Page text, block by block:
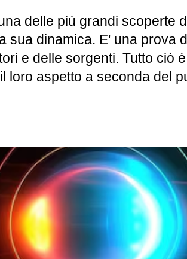
delle più grandi
sua dinamica. E' una
e delle sorgenti. Tutto ciò
loro aspetto a seconda del